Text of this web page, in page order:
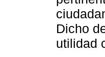
Dicho
utilidad